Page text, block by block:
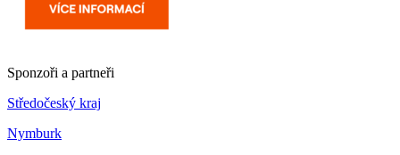
Sponzoři a partneři
Středočeský kraj
Nymburk